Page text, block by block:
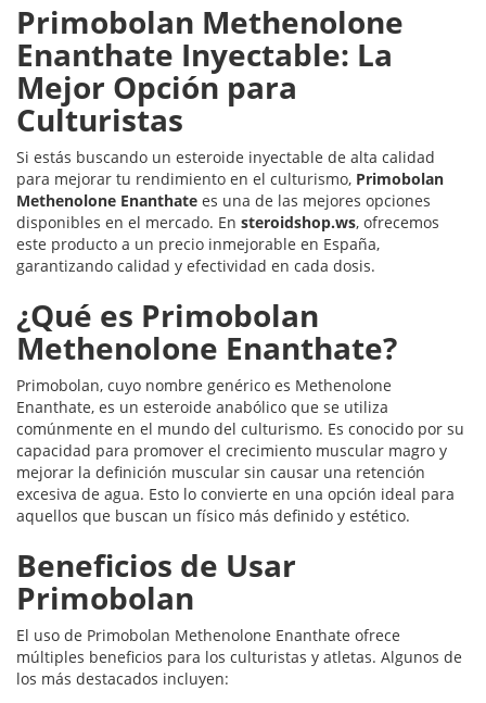
Primobolan Methenolone
Enanthate Inyectable: La
Mejor Opción para
Culturistas
Si estás buscando un esteroide inyectable de alta calidad
para mejorar tu rendimiento en el culturismo, Primobolan
Methenolone Enanthate es una de las mejores opciones
disponibles en el mercado. En steroidshop.ws, ofrecemos
este producto a un precio inmejorable en España,
garantizando calidad y efectividad en cada dosis.
¿Qué es Primobolan
Methenolone Enanthate?
Primobolan, cuyo nombre genérico es Methenolone
Enanthate, es un esteroide anabólico que se utiliza
comúnmente en el mundo del culturismo. Es conocido por su
capacidad para promover el crecimiento muscular magro y
mejorar la definición muscular sin causar una retención
excesiva de agua. Esto lo convierte en una opción ideal para
aquellos que buscan un físico más definido y estético.
Beneficios de Usar
Primobolan
El uso de Primobolan Methenolone Enanthate ofrece
múltiples beneficios para los culturistas y atletas. Algunos de
los más destacados incluyen: